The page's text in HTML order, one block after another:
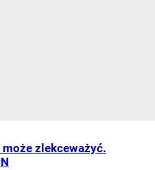
zlekceważyć.